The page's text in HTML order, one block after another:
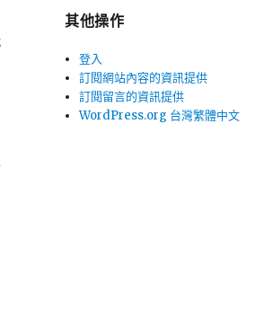
其他操作
登入
訂閱網站內容的資訊提供
訂閱留言的資訊提供
WordPress.org 台灣繁體中文